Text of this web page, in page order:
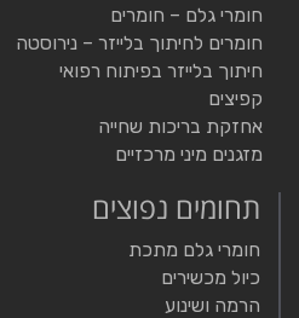
חומרי גלם – חומרים
חומרים לחיתוך בלייזר – נירוסטה
חיתוך בלייזר בפיתוח רפואי
קפיצים
אחזקת בריכות שחייה
מזגנים מיני מרכזיים
תחומים נפוצים
חומרי גלם מתכת
כיול מכשירים
הרמה ושינוע